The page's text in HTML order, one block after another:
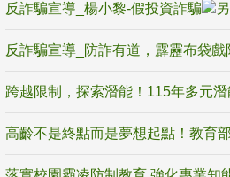
反詐騙宣導_楊小黎-假投資詐騙